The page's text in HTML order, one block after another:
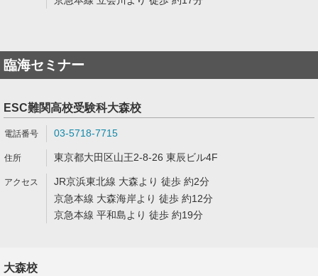
臨海セミナー
ESC難関高校受験科大森校
03-5718-7715
東京都大田区山王2-8-26 東辰ビル4F
JR京浜東北線 大森より 徒歩 約2分
京急本線 大森海岸より 徒歩 約12分
京急本線 平和島より 徒歩 約19分
大森校